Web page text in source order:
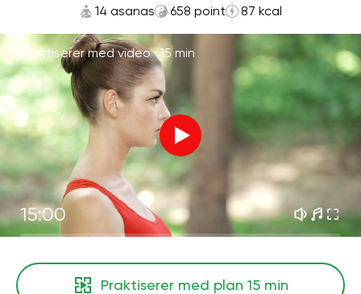
14 asanas 658 point 87 kcal
Praktiserer med video ·15 min
15:00
Praktiserer med plan 15 min